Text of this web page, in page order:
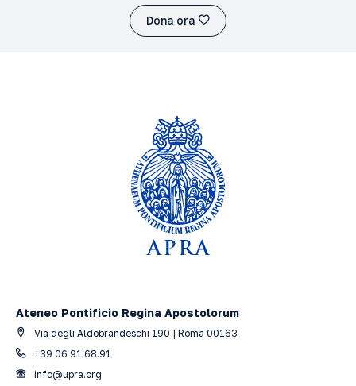
Dona ora
Ateneo Pontificio Regina Apostolorum
Via degli Aldobrandeschi 190 | Roma 00163
+39 06 91.68.91
info@upra.org